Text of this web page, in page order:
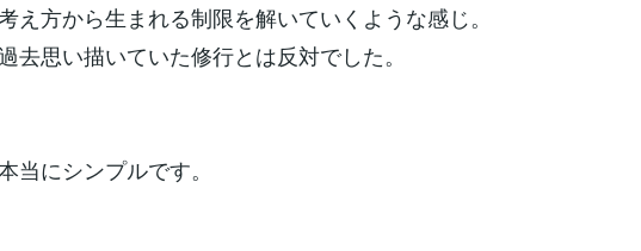
え方から生まれる制限を解いていくような感じ。
去思い描いていた修行とは反対でした。
当にシンプルです。